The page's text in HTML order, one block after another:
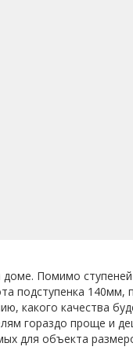
доме. Помимо
подступенка 140мм,
какого качества
гораздо проще и
для объекта